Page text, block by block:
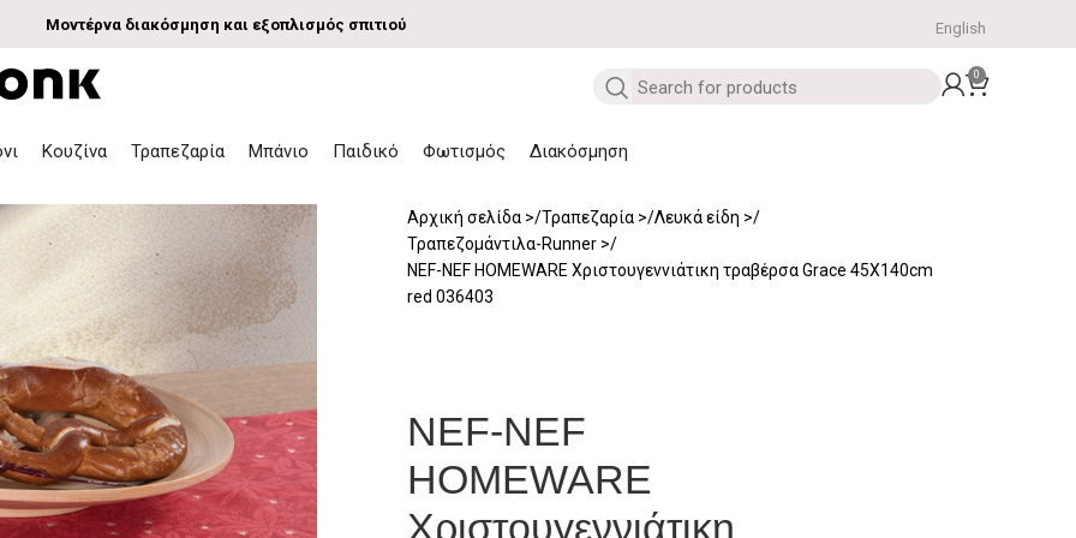
Μοντέρνα διακόσμηση και εξοπλισμός σπιτιού English
0
Κουζίνα Τραπεζαρία Μπάνιο Παιδικό Φωτισμός Διακόσμηση
Αρχική σελίδα Τραπεζαρία
Λευκά είδη
Τραπεζομάντιλα-Runner
NEF-NEF HOMEWARE Χριστουγεννιάτικη τραβέρσα Grace 45Χ140cm
red 036403
NEF-NEF
HOMEWARE
Χριστουγεννιάτικη